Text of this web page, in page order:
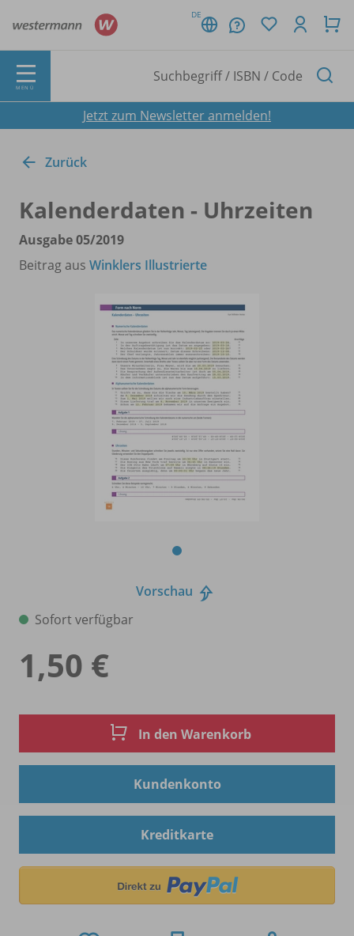
DE
MENÜ
Jetzt zum Newsletter anmelden!
Zurück
Kalenderdaten - Uhrzeiten
Ausgabe 05/2019
Beitrag aus Winklers Illustrierte
Vorschau
Sofort verfügbar
1,50 €
In den Warenkorb
Kundenkonto
Kreditkarte